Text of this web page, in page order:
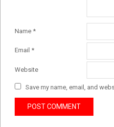
Name *
Email *
Website
Save my name, email, and